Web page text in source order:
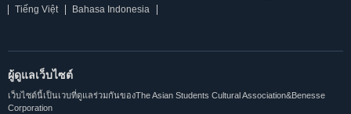
Tiếng Việt
Bahasa Indonesia
ผู้ดูแลเว็บไซต์
เว็บไซต์นี้เป็นเวบที่ดูแลร่วมกันของThe Asian Students Cultural Association&Benesse
Corporation